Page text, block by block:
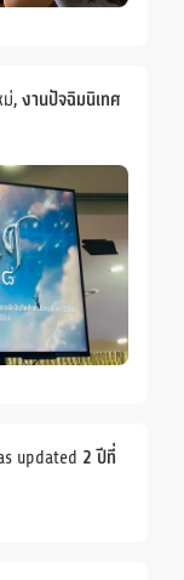
ม่,งานปัจฉิมนิเทศ
updated 2 ปีที่